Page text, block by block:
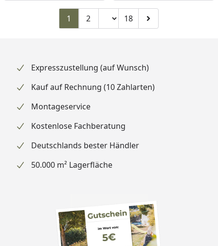
1 Zu Seite 2
2 Seitenzahl ändern
Zu Seite 18
18 Zur nächsten Seite
Expresszustellung (auf Wunsch)
Kauf auf Rechnung (10 Zahlarten)
Montageservice
Kostenlose Fachberatung
Deutschlands bester Händler
50.000 m² Lagerfläche